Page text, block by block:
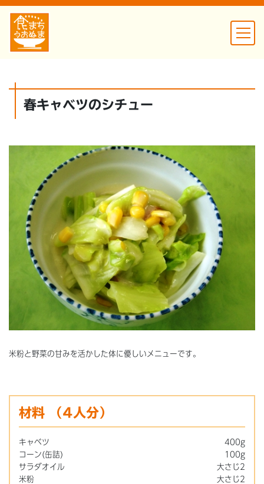
春キャベツのシチュー
米粉と野菜の甘みを活かした体に優しいメニューです。
材料 （4人分）
キャベツ
400g
コーン(缶詰)
100g
サラダオイル
大さじ2
米粉
大さじ2